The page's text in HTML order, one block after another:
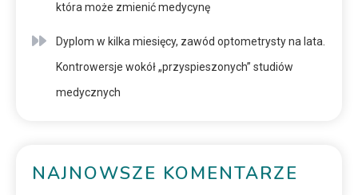
która może zmienić medycynę
Dyplom w kilka miesięcy, zawód optometrysty na lata.
Kontrowersje wokół „przyspieszonych” studiów
medycznych
NAJNOWSZE KOMENTARZE